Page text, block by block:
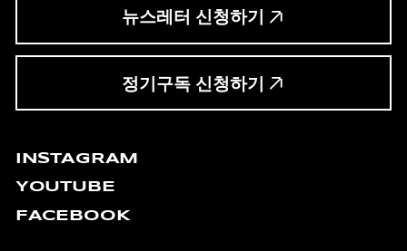
뉴스레터 신청하기
정기구독 신청하기
INSTAGRAM
YOUTUBE
FACEBOOK